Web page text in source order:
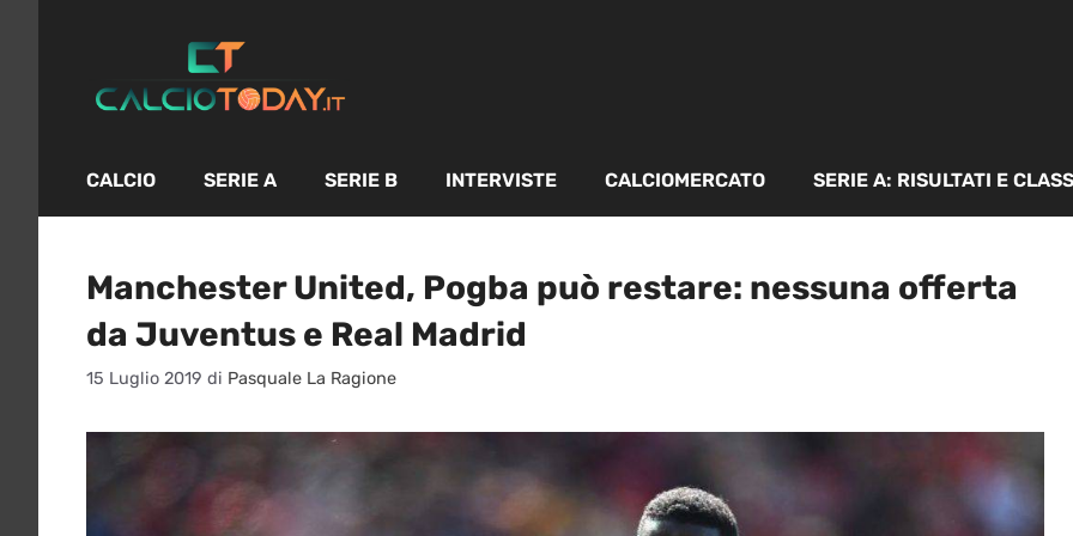
contenuto
CALCIO SERIE A SERIE B INTERVISTE CALCIOMERCATO SERIE A: RISULTATI E
Manchester United, Pogba può restare: nessuna offerta
da Juventus e Real Madrid
15 Luglio 2019 di Pasquale La Ragione